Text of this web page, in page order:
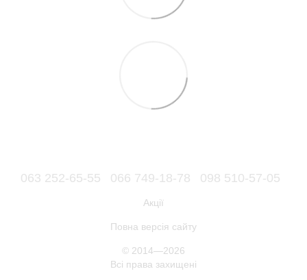
063 252-65-55 066 749-18-78 098 510-57-05
Акції
Повна версія сайту
© 2014—2026
Всі права захищені